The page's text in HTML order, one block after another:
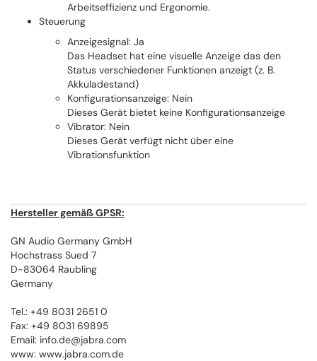
Arbeitseffizienz und Ergonomie.
Steuerung
Anzeigesignal: Ja
Das Headset hat eine visuelle Anzeige das den
Status verschiedener Funktionen anzeigt (z. B.
Akkuladestand)
Konfigurationsanzeige: Nein
Dieses Gerät bietet keine Konfigurationsanzeige
Vibrator: Nein
Dieses Gerät verfügt nicht über eine
Vibrationsfunktion
Hersteller gemäß GPSR:
GN Audio Germany GmbH
Hochstrass Sued 7
D-83064 Raubling
Germany
Tel.: +49 8031 2651 0
Fax: +49 8031 69895
Email: info.de@jabra.com
www: www.jabra.com.de